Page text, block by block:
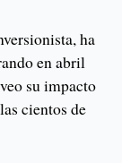
ha
en abril
su impacto
cientos de